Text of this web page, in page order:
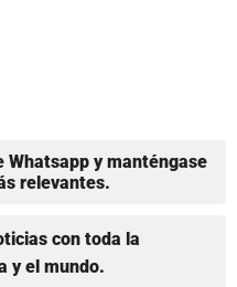
Whatsapp y manténgase
relevantes.
con toda la
y el mundo.